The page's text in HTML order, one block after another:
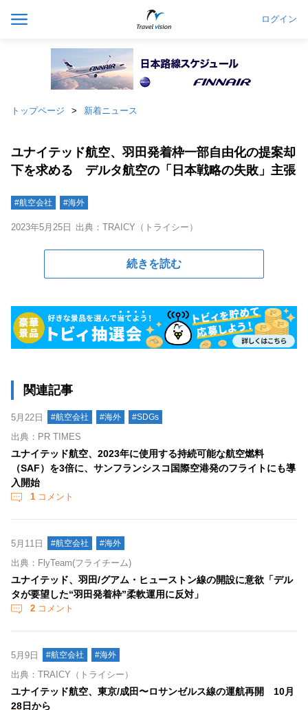
ログイン
トップページ 新着ニュース
ユナイテッド航空、羽田発着枠一部自由化の提案却
下を求める デルタ航空の「日本戦略の失敗」主張
#航空会社 #海外
2023年5月25日 出典：TRAICY（トライシー）
続きを読む
関連記事
5月22日 #航空会社 #海外 #SDGs
出典：PR TIMES
ユナイテッド航空、2023年に使用する持続可能な航空燃料
（SAF）を3倍に、サンフランシスコ国際空港発のフライトにも導
入開始
1 コメント
5月11日 #航空会社 #海外
出典：FlyTeam(フライチーム)
ユナイテッド、羽田/グアム・ヒューストン線の開設に意欲「デル
タが要望した“羽田発着枠”柔軟運用に反対」
2 コメント
5月9日 #航空会社 #海外
出典：TRAICY（トライシー）
ユナイテッド航空、東京/成田〜ロサンゼルス線の運航再開 10月
28日から